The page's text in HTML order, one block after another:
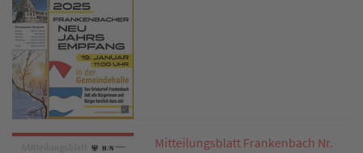
Mitteilungsblatt Frankenbach Nr.